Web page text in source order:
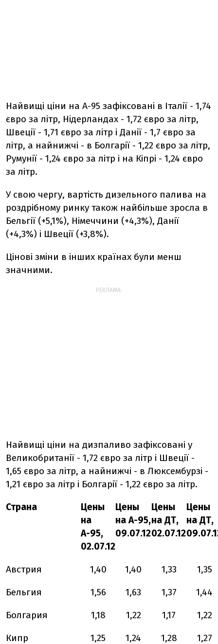
Найвищі ціни на А-95 зафіксовані в Італії - 1,74
євро за літр, Нідерландах - 1,72 євро за літр,
Швеції - 1,71 євро за літр і Данії - 1,7 євро за
літр, а найнижчі - в Болгарії - 1,22 євро за літр,
Румунії - 1,24 євро за літр і на Кіпрі - 1,24 євро
за літр.
У свою чергу, вартість дизельного палива на
роздрібному ринку також найбільше зросла в
Бельгії (+5,1%), Німеччини (+4,3%), Данії
(+4,3%) і Швеції (+3,8%).
Цінові зміни в інших країнах були менш
значними.
РЕКЛАМА:
Найвищі ціни на дизпаливо зафіксовані у
Великобританії - 1,72 євро за літр і Швеції -
1,65 євро за літр, а найнижчі - в Люксембурзі -
1,21 євро за літр і Болгарії - 1,22 євро за літр.
Страна
Цены
на
А-95,
02.07.12
Цены
на А-95,
09.07.12
Цены
на ДТ,
02.07.12
Цены
на ДТ,
Австрия 1,40 1,40 1,33 1,35
Бельгия 1,56 1,63 1,37 1,44
Болгария 1,18 1,22 1,17 1,22
Кипр 1,25 1,24 1,28 1,27